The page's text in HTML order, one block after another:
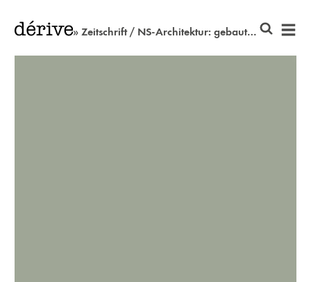
» Zeitschrift / NS-Architektur: gebaute Symbolpolitik